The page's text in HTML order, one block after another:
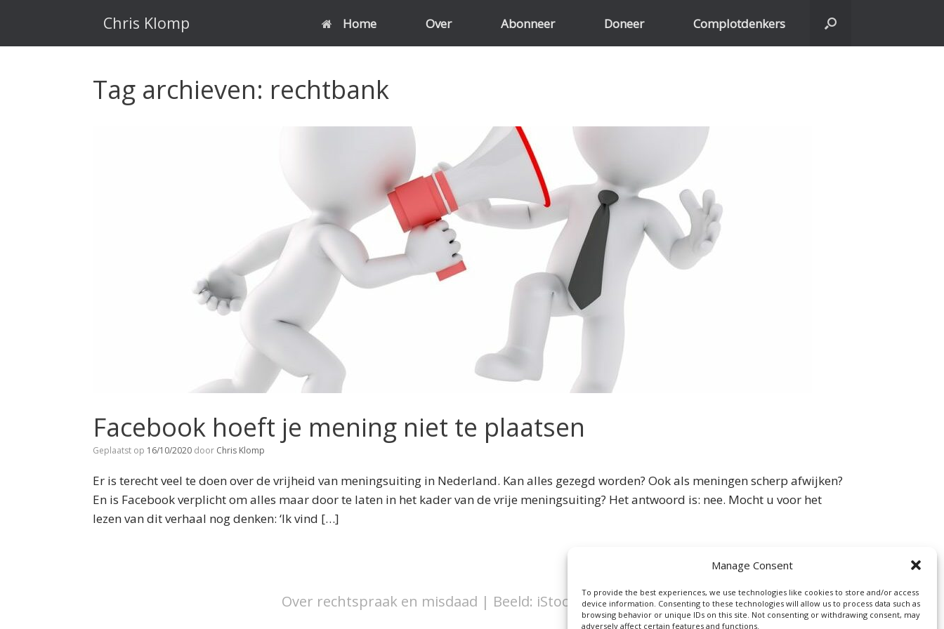
Manage Consent
To provide the best experiences, we use technologies like cookies to store and/or access
device information. Consenting to these technologies will allow us to process data such as
browsing behavior or unique IDs on this site. Not consenting or withdrawing consent, may
adversely affect certain features and functions.
inhoud
Chris Klomp Home Over Abonneer Doneer Complotdenkers
Tag archieven: rechtbank
Facebook hoeft je mening niet te plaatsen
Geplaatst op 16/10/2020 door Chris Klomp
Er is terecht veel te doen over de vrijheid van meningsuiting in Nederland. Kan alles gezegd worden? Ook als meningen scherp afwijken?
En is Facebook verplicht om alles maar door te laten in het kader van de vrije meningsuiting? Het antwoord is: nee. Mocht u voor het
lezen van dit verhaal nog denken: ‘Ik vind […]
Over rechtspraak en misdaad | Beeld: iStock/Lightspruch